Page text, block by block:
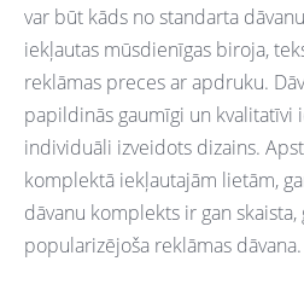
var būt kāds no standarta
iekļautas mūsdienīgas biroja,
reklāmas preces ar apdruku.
papildinās gaumīgi un kvalitatīvi
individuāli izveidots dizains.
komplektā iekļautajām lietām,
dāvanu komplekts ir gan
popularizējoša reklāmas dāvana.